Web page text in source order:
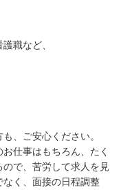
職など、
、ご安心ください。
仕事はもちろん、たく
で、苦労して求人を見
く、面接の日程調整